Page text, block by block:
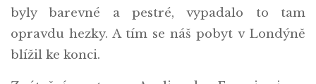
byly barevné a pestré, vypadalo to tam
opravdu hezky. A tím se náš pobyt v Londýně
blížil ke konci.